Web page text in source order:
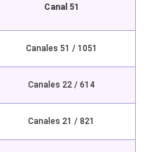
Canal 51
Canales 51 / 1051
Canales 22 / 614
Canales 21 / 821